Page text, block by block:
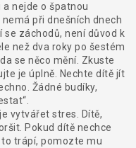
nejde o špatnou
při dnešních dnech
záchodů, není důvod k
než dva roky po šestém
se něco mění. Zkuste
je úplně. Nechte dítě jít
Žádné budíky,
vytvářet stres. Dítě,
Pokud dítě nechce
trápí, pomozte mu